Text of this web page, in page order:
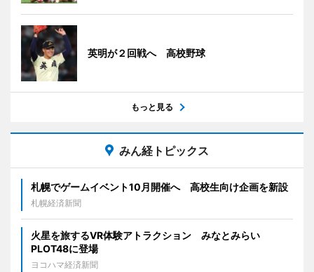
英明が２回戦へ 高校野球
もっと見る
みん経トピックス
札幌でゲームイベント10月開催へ 高校生向け企画を新設
札幌経済新聞
火星を旅するVR体験アトラクション みなとみらい
PLOT48に登場
ヨコハマ経済新聞